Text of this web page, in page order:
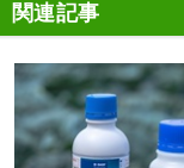
関連記事